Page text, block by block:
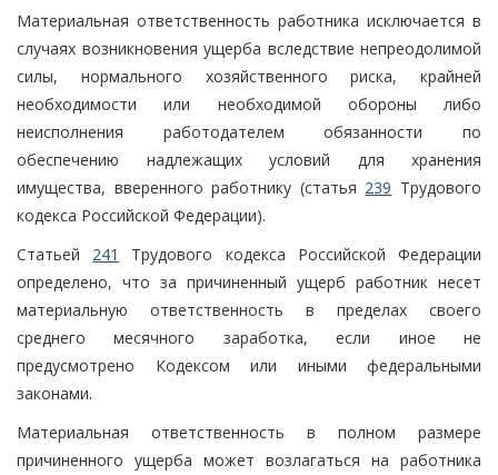
Материальная ответственность работника исключается в
случаях возникновения ущерба вследствие непреодолимой
силы, нормального хозяйственного риска, крайней
необходимости или необходимой обороны либо
неисполнения работодателем обязанности по
обеспечению надлежащих условий для хранения
имущества, вверенного работнику (статья 239 Трудового
кодекса Российской Федерации).
Статьей 241
Трудового кодекса Российской Федерации
определено, что за причиненный ущерб работник несет
материальную ответственность в пределах своего
среднего месячного заработка, если иное не
предусмотрено Кодексом или иными федеральными
законами.
Материальная ответственность в полном размере
причиненного ущерба может возлагаться на работника